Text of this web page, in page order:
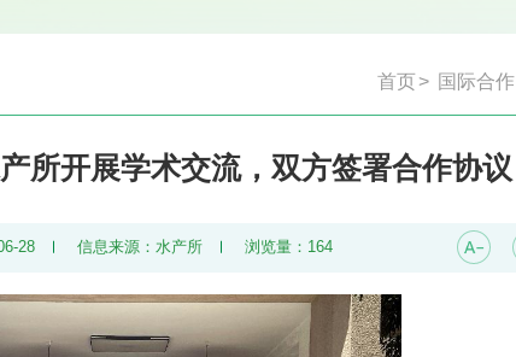
首页> 国际合作
所开展学术交流，双方签署合作协议
28 信息来源：水产所 浏览量： 164